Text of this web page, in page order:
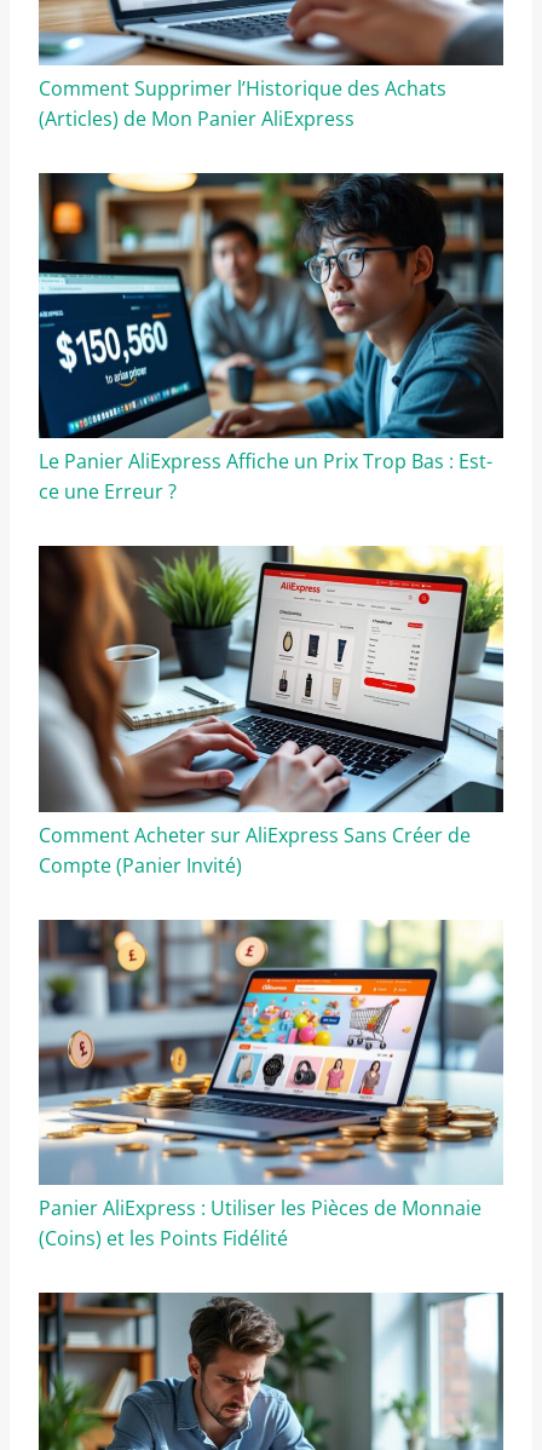
Comment Supprimer l’Historique des Achats
(Articles) de Mon Panier AliExpress
Le Panier AliExpress Affiche un Prix Trop Bas : Est-
ce une Erreur ?
Comment Acheter sur AliExpress Sans Créer de
Compte (Panier Invité)
Panier AliExpress : Utiliser les Pièces de Monnaie
(Coins) et les Points Fidélité